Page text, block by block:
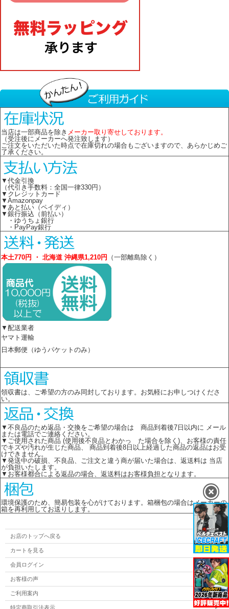
当店は一部商品を除き メーカー取り寄せしております。
（受注後にメーカーへ発注致します）
ご注文をいただいた時点で在庫切れの場合もございますので、あらかじめご
了承ください。
▼代金引換
（代引き手数料：全国一律330円）
▼クレジットカード
▼Amazonpay
▼あと払い（ペイディ）
▼銀行振込（前払い）
・ゆうちょ銀行
・PayPay銀行
本土770円 ・ 北海道 沖縄県1,210円 （一部離島除く）
▼配送業者
ヤマト運輸
日本郵便（ゆうパケットのみ）
領収書は、ご希望の方のみ同封しております。お気軽にお申しつけくださ
い。
▼不良品のため返品・交換をご希望の場合は 商品到着後7日以内に メール
または電話でご連絡ください。
▼ご使用された商品 (使用後不良品とわかっ た場合を除く)、お客様の責任
でキズや汚れが生じた商品、 商品到着後8日以上経過した商品の返品はお受
けできません。
▼発送中の破損、不良品、ご注文と違う商が届いた場合は、返送料は 当店
が負担いたします。
▼お客様都合による返品の場合、返送料はお客様負担となります。
環境保護のため、簡易包装を心がけております。箱梱包の場合はメーカーの
箱を再利用してお送りします。
お店のトップへ戻る
カートを見る
会員ログイン
お客様の声
ご利用案内
特定商取引法表示